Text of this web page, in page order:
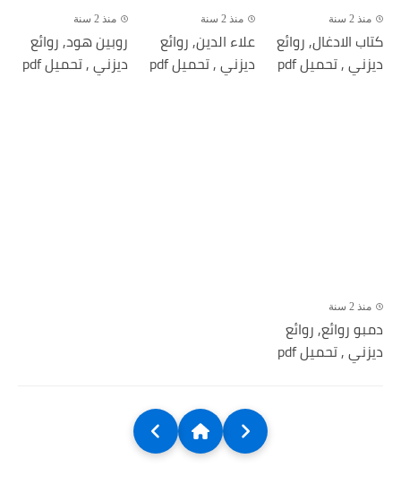
منذ 2 سنة
كتاب الادغال, روائع
ديزني , تحميل pdf
منذ 2 سنة
علاء الدين, روائع
ديزني , تحميل pdf
منذ 2 سنة
روبين هود, روائع
ديزني , تحميل pdf
منذ 2 سنة
دمبو روائع, روائع
ديزني , تحميل pdf